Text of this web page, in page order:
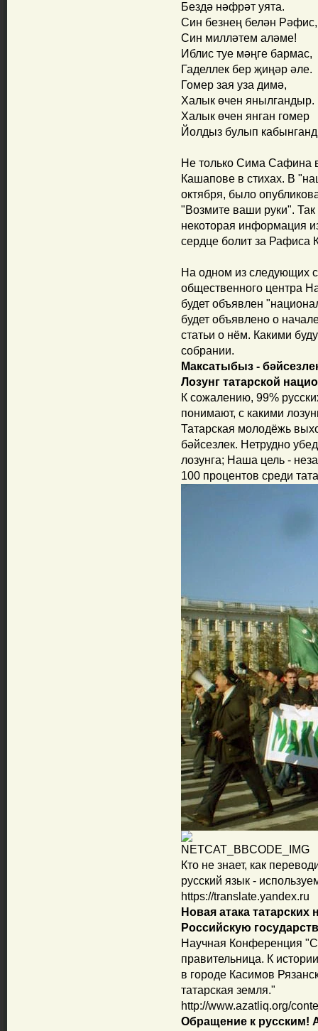
Бездә нәфрәт уята.
Син безнең белән
Син милләтем аләме!
Иблис туе мәңге бармас,
Гаделлек бер җиңәр әле.
Гомер зая уза димә,
Халык өчен янылгандыр.
Халык өчен янган гомер
Йолдыз булып
Не только Сима Сафина
Кашапове в стихах. В
октября, было
"Возмите ваши руки".
некоторая информация
сердце болит за Рафиса
На одном из следующих
общественного центра
будет объявлен
будет объявлено о
статьи о нём. Какими
собрании.
Максатыбыз -
Лозунг татарской
К сожалению, 99%
понимают, с какими
Татарская молодёжь
бәйсезлек. Нетрудно
лозунга; Наша цель -
100 процентов среди
Кто не знает, как
русский язык -
https://translate.yandex.ru
Новая атака
Российскую
Научная Конференция
правительница. К
в городе Касимов
татарская земля."
http://www.azatliq.org/
Обращение к русским!